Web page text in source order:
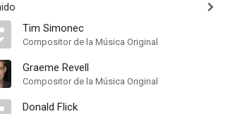
Tim Simonec
Compositor de la Música Original
Graeme Revell
Compositor de la Música Original
Donald Flick